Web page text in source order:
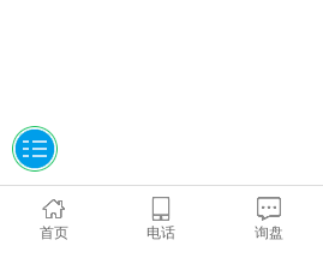
首页 电话 询盘